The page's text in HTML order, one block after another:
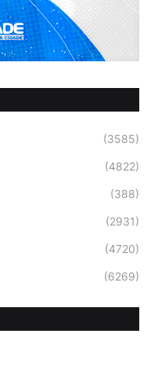
(3585)
(4822)
(388)
(2931)
(4720)
(6269)